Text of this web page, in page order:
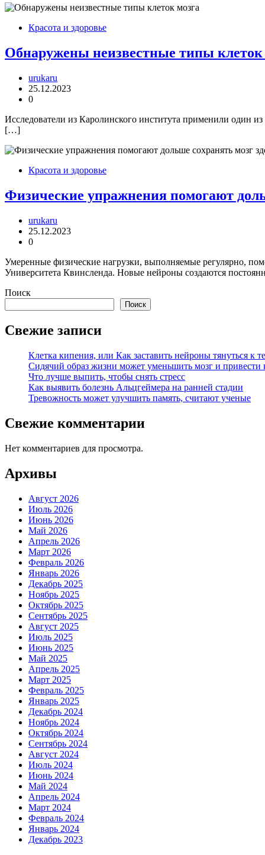
Красота и здоровье
Обнаружены неизвестные типы клеток
urukaru
25.12.2023
0
Исследователи из Каролинского института применили один
[…]
Красота и здоровье
Физические упражнения помогают
urukaru
25.12.2023
0
Умеренные физические нагрузки, выполняемые регулярно,
Университета Квинсленда. Новые нейроны создаются
Поиск
Поиск
Свежие записи
Клетка кипения, или Как заставить нейроны тянуться к
Сидячий образ жизни может уменьшить мозг и привести
Что лучше выпить, чтобы снять стресс
Как выявить болезнь Альцгеймера на ранней стадии
Тревожность может улучшить память, считают ученые
Свежие комментарии
Нет комментариев для просмотра.
Архивы
Август 2026
Июль 2026
Июнь 2026
Май 2026
Апрель 2026
Март 2026
Февраль 2026
Январь 2026
Декабрь 2025
Ноябрь 2025
Октябрь 2025
Сентябрь 2025
Август 2025
Июль 2025
Июнь 2025
Май 2025
Апрель 2025
Март 2025
Февраль 2025
Январь 2025
Декабрь 2024
Ноябрь 2024
Октябрь 2024
Сентябрь 2024
Август 2024
Июль 2024
Июнь 2024
Май 2024
Апрель 2024
Март 2024
Февраль 2024
Январь 2024
Декабрь 2023